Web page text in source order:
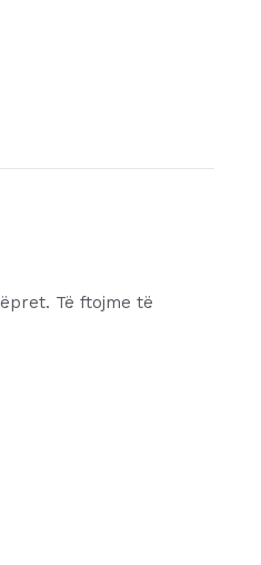
Të ftojme të